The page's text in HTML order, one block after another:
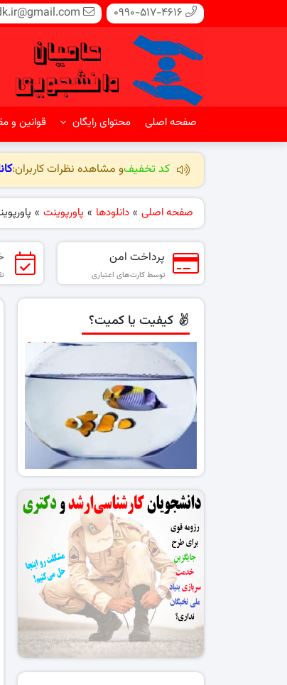
0990-517-4616
صفحه اصلی محتوای رایگان قوانین و
کد تخفیفو مشاهده نظرات کاربران:
صفحه اصلی » دانلودها » پاورپوینت »
پرداخت امن
توسط کارت‌های اعتباری
کیفیت یا کمیت؟